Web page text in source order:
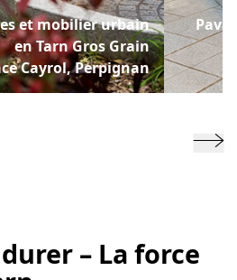
et mobilier urbain
en Tarn Gros Grain
Cayrol, Perpignan
– La force